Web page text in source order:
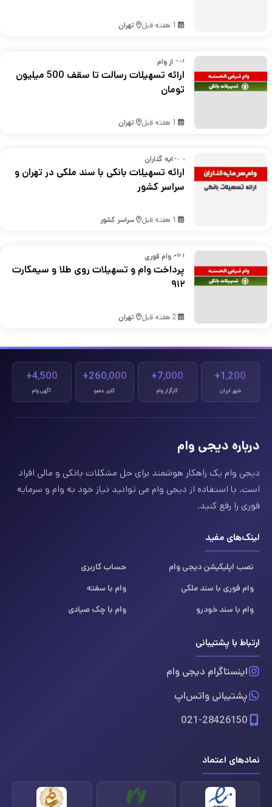
1 هفته قبل تهران
امتیاز وام
ارائه تسهیلات رسالت تا سقف 500 میلیون
تومان
1 هفته قبل تهران
سرمایه گذاران
ارائه تسهیلات بانکی با سند ملکی در تهران و
سراسر کشور
1 هفته قبل سراسر کشور
ارائه وام فوری
پرداخت وام و تسهیلات روی طلا و سیمکارت
۹۱۲
2 هفته قبل تهران
1,200+
شهر ایران
7,000+
کارگزار وام
260,000+
کاربر عضو
4,500+
آگهی وام
درباره دیجی وام
دیجی وام یک راهکار هوشمند برای حل مشکلات بانکی و مالی افراد
است. با استفاده از دیجی وام می توانید نیاز خود به وام و سرمایه
فوری را رفع کنید.
لینک‌های مفید
نصب اپلیکیشن دیجی وام
حساب کاربری
وام فوری با سند ملکی
وام با سفته
وام با سند خودرو
وام با چک صیادی
ارتباط با پشتیبانی
اینستاگرام دیجی وام
پشتیبانی واتس‌اپ
021-28426150
نمادهای اعتماد